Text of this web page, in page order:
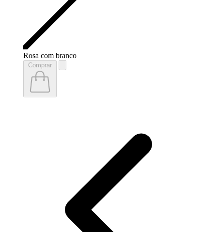
Rosa com branco
Comprar